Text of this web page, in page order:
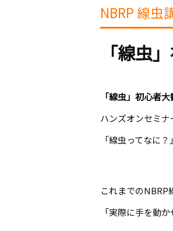
NBRP 線虫
「線虫
「線虫」初心者大
ハンズオンセミ
「線虫ってなに
これまでのNBRP
「実際に手を動